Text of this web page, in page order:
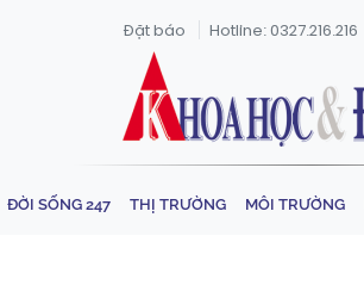
Đặt báo Hotline: 0327.216.216
ĐỜI SỐNG 247 THỊ TRƯỜNG MÔI TRƯỜNG